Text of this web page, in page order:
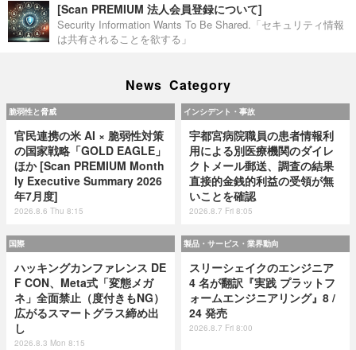
[Scan PREMIUM 法人会員登録について]
Security Information Wants To Be Shared.「セキュリティ情報
は共有されることを欲する」
News Category
脆弱性と脅威
官民連携の米 AI × 脆弱性対策
の国家戦略「GOLD EAGLE」
ほか [Scan PREMIUM Month
ly Executive Summary 2026
年7月度]
2026.8.6 Thu 8:15
インシデント・事故
宇都宮病院職員の患者情報利
用による別医療機関のダイレ
クトメール郵送、調査の結果
直接的金銭的利益の受領が無
いことを確認
2026.8.7 Fri 8:05
国際
ハッキングカンファレンス DE
F CON、Meta式「変態メガ
ネ」全面禁止（度付きもNG）
広がるスマートグラス締め出
し
2026.8.3 Mon 8:15
製品・サービス・業界動向
スリーシェイクのエンジニア
4 名が翻訳『実践 プラットフ
ォームエンジニアリング』8 /
24 発売
2026.8.7 Fri 8:00